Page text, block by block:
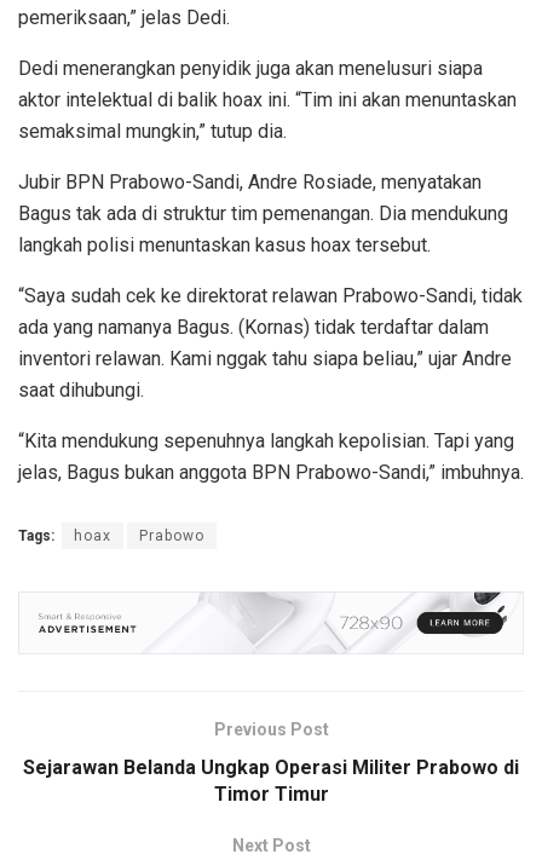
pemeriksaan,” jelas Dedi.
Dedi menerangkan penyidik juga akan menelusuri siapa
aktor intelektual di balik hoax ini. “Tim ini akan menuntaskan
semaksimal mungkin,” tutup dia.
Jubir BPN Prabowo-Sandi, Andre Rosiade, menyatakan
Bagus tak ada di struktur tim pemenangan. Dia mendukung
langkah polisi menuntaskan kasus hoax tersebut.
“Saya sudah cek ke direktorat relawan Prabowo-Sandi, tidak
ada yang namanya Bagus. (Kornas) tidak terdaftar dalam
inventori relawan. Kami nggak tahu siapa beliau,” ujar Andre
saat dihubungi.
“Kita mendukung sepenuhnya langkah kepolisian. Tapi yang
jelas, Bagus bukan anggota BPN Prabowo-Sandi,” imbuhnya.
Tags: hoax Prabowo
Previous Post
Sejarawan Belanda Ungkap Operasi Militer Prabowo di
Timor Timur
Next Post